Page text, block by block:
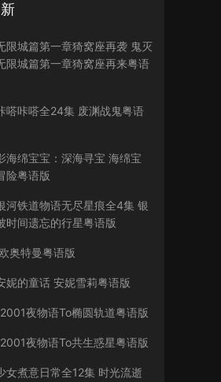
限城篇第一章猗窝座再袭 鬼灭
限城篇第一章猗窝座再来粤语
嗒咔嗒全24集 废渊战鬼粤语
海绵宝宝：深海寻宝 海绵宝
险粤语版
河铁道物语无尽星痕全4集 银
时间遗忘的行星粤语版
奥特曼粤语版
妮的童话 安妮雪莉粤语版
夜物语To椭圆轨道粤语版
夜物语To共生惑星粤语版
女煮意日常全12集 时光流逝